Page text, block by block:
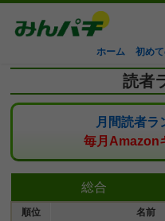
ホーム 初め
読者
月間読者ラ
毎月Amazon
総合
順位 名前